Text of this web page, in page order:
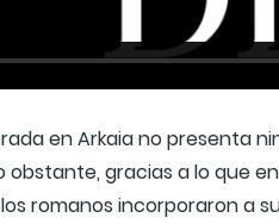
en Arkaia no presenta
obstante, gracias a lo que
romanos incorporaron a